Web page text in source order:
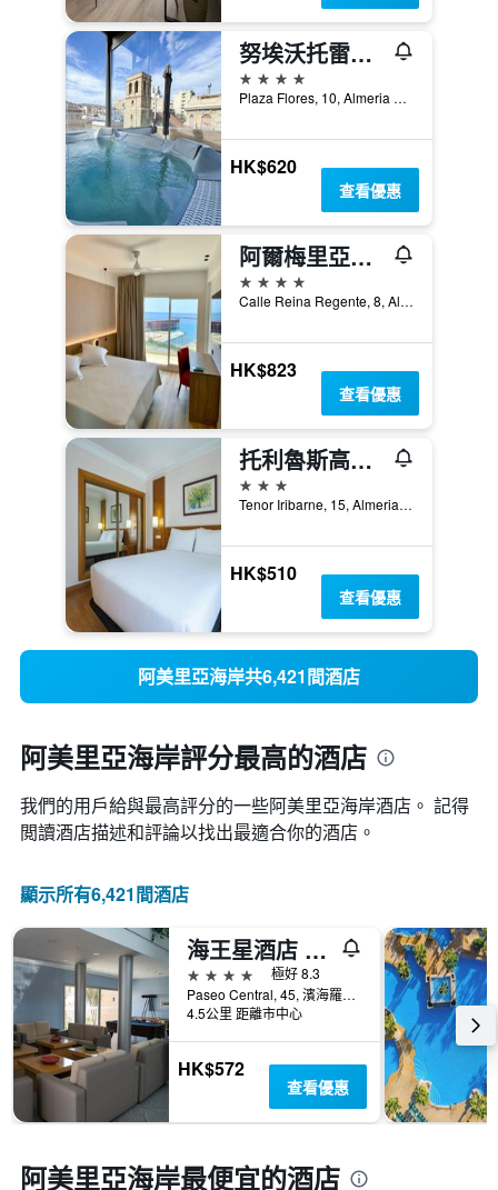
努埃沃托雷盧茲酒店
4星級
Plaza Flores, 10, Almeria Province/阿爾梅里亞省, 安達魯西亞, 西班牙
HK$620
查看優惠
阿爾梅里亞大飯店
4星級
Calle Reina Regente, 8, Almeria Province/阿爾梅里亞省, 安達魯西亞, 西班牙
HK$823
查看優惠
托利魯斯高級飯店
3星級
Tenor Iribarne, 15, Almeria Province/阿爾梅里亞省, 安達魯西亞, 西班牙
HK$510
查看優惠
阿美里亞海岸共6,421間酒店
阿美里亞海岸評分最高的酒店
我們的用戶給與最高評分的一些阿美里亞海岸酒店。 記得
閲讀酒店描述和評論以找出最適合你的酒店。
顯示所有6,421間酒店
海王星酒店 - 羅圭塔斯瑪
4星級
極好 8.3
Paseo Central, 45, 濱海羅克塔斯, 安達魯西亞, 西班牙
4.5公里 距離市中心
HK$572
查看優惠
阿美里亞海岸最便宜的酒店